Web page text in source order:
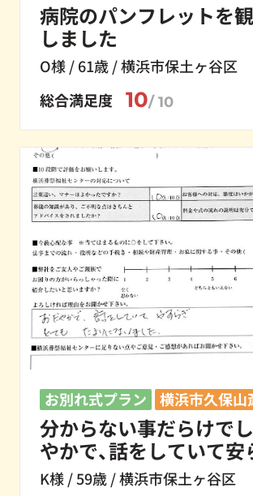
病院のパンフレットを
しました
O様 / 61歳 / 横浜市保土ヶ谷区
総合満足度
10/ 10
お別れ式プラン 横浜市久保山
分からない事だらけで
やかで、話をしていて安
ても頼りになりました
K様 / 59歳 / 横浜市保土ヶ谷区